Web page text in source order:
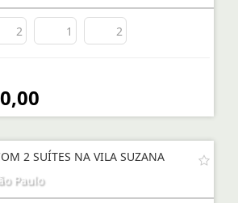
2 1 2
2 SUÍTES NA VILA SUZANA
Paulo